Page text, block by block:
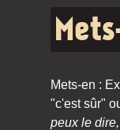
Mets-en :
"c'est sûr"
peux le